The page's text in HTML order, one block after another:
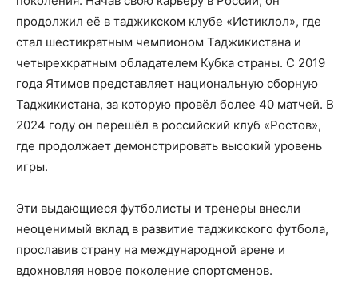
продолжил её в таджикском клубе «Истиклол», где
стал шестикратным чемпионом Таджикистана и
четырехкратным обладателем Кубка страны. С 2019
года Ятимов представляет национальную сборную
Таджикистана, за которую провёл более 40 матчей. В
2024 году он перешёл в российский клуб «Ростов»,
где продолжает демонстрировать высокий уровень
игры.
Эти выдающиеся футболисты и тренеры внесли
неоценимый вклад в развитие таджикского футбола,
прославив страну на международной арене и
вдохновляя новое поколение спортсменов.